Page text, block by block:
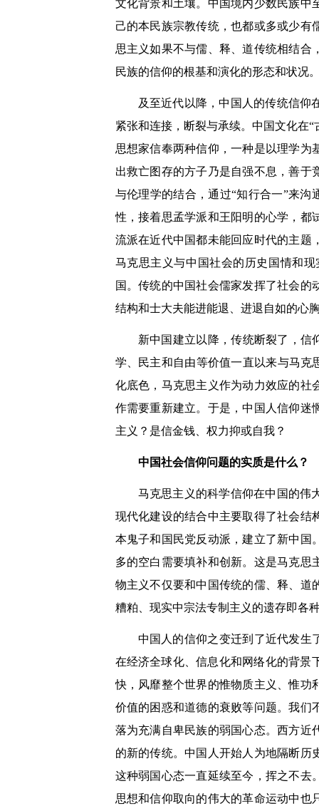
文化背景和土壤。中国境内少数民族中
己的本民族宗教传统，也都或多或少
思主义如果不与儒、释、道传统相结
民族的信仰的根基和演化的形态和状况
及至近代以降，中国人的传统信仰
紧张和连接，断裂与承续。中国文化在
思想家信奉两种信仰，一种是以理学
出救亡图存的方子乃是自强不息，善
与伦理学的结合，通过“知行合一”来沟
性，接着思孟学派和王阳明的心学，都
流派在近代中国都未能回应时代的主题
马克思主义与中国社会的历史国情和
国。传统的中国社会儒家发挥了社会
结构和士大夫能进能退、进退自如的心
新中国建立以降，传统断裂了，信
学、民主和自由等价值一直以来与马克
化底色，马克思主义作为动力效应的社
作需要重新建立。于是，中国人信仰迷
主义？是信金钱、权力抑或自我？
中国社会信仰问题的实质是什么？
马克思主义的科学信仰在中国的伟
现代化建设的结合中主要取得了社会结
本鬼子和国民党反动派，建立了新中国
多的空白需要填补和创新。这是马克
物主义不仅要和中国传统的儒、释、道
糟粕、现实中宗法专制主义的遗存即各
中国人的信仰之变迁到了近代发生
在经济全球化、信息化和网络化的背景
快，风靡整个世界的惟物质主义、惟功
价值的困惑和道德的衰败等问题。我们
落为充满自卑民族的弱国心态。西方近
的新的传统。中国人开始人为地隔断
这种弱国心态一直延续至今，挥之不去
思想和信仰取向的伟大的革命运动中